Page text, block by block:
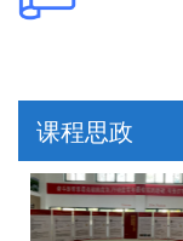
课程思政